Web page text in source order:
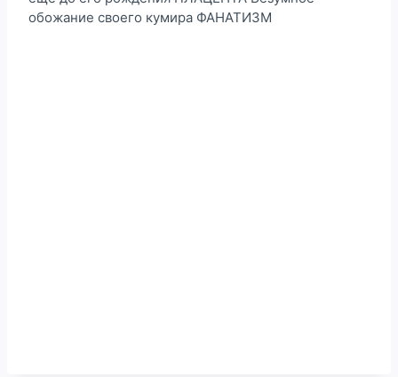
обожание своего кумира ФАНАТИЗМ